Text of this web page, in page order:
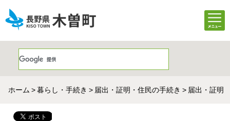
ホーム 暮らし・手続き 届出・証明・住民の手続き 届出・証明